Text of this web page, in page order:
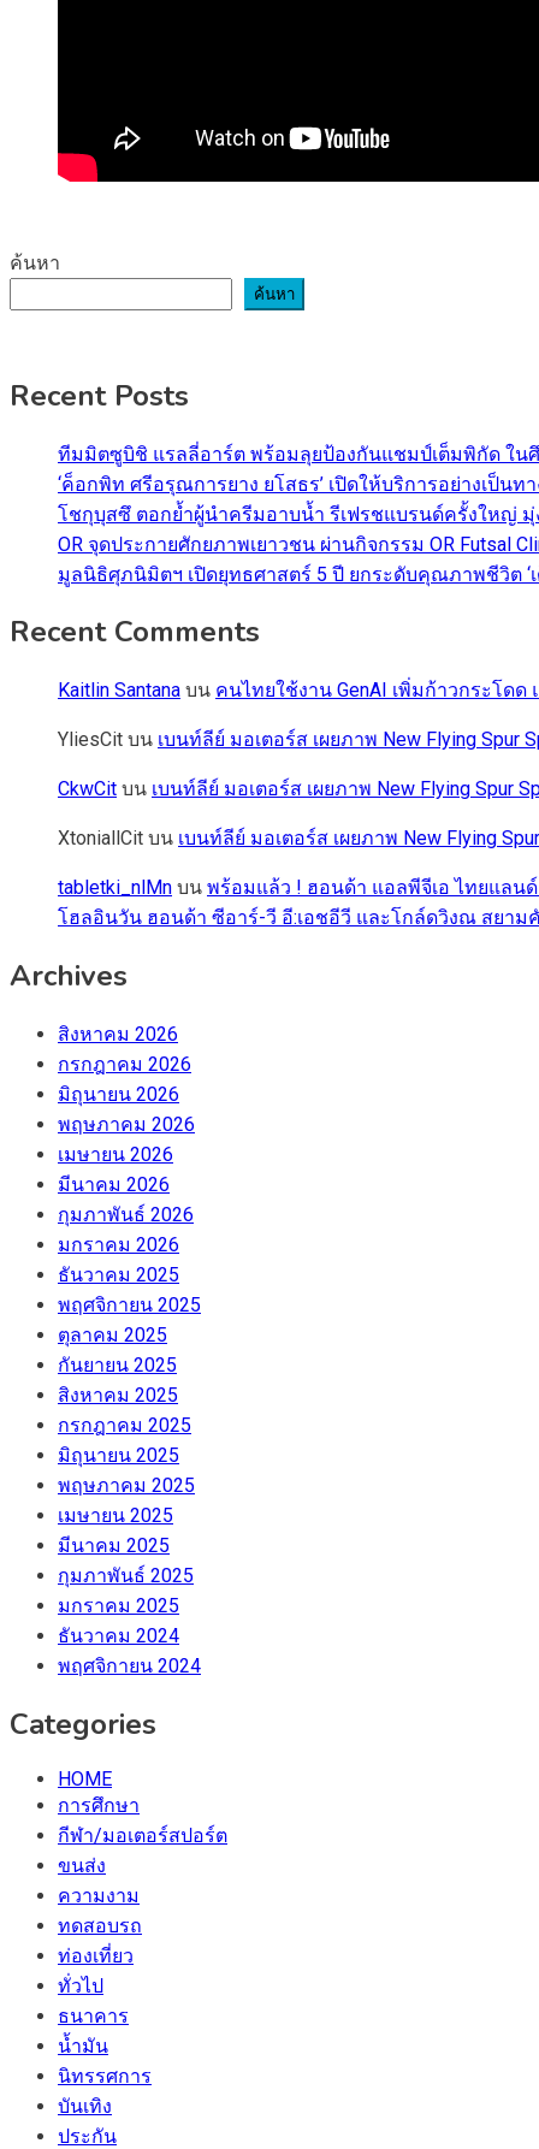
ค้นหา
ค้นหา
Recent Posts
ทีมมิตซูบิชิ แรลลี่อาร์ต พร้อมลุยป้องกันแชมป์เต็มพิกัด ใน
‘ค็อกพิท ศรีอรุณการยาง ยโสธร’ เปิดให้บริการอย่างเป็น
โชกุบุสซึ ตอกย้ำผู้นำครีมอาบน้ำ รีเฟรชแบรนด์ครั้งใหญ่ มุ่
OR จุดประกายศักยภาพเยาวชน ผ่านกิจกรรม OR Futsal
มูลนิธิศุภนิมิตฯ เปิดยุทธศาสตร์ 5 ปี ยกระดับคุณภาพชีวิต
Recent Comments
Kaitlin Santana บน คนไทยใช้งาน GenAI เพิ่มก้าวกระโด
YliesCit บน เบนท์ลีย์ มอเตอร์ส เผยภาพ New Flying
CkwCit บน เบนท์ลีย์ มอเตอร์ส เผยภาพ New Flying Spur
XtoniallCit บน เบนท์ลีย์ มอเตอร์ส เผยภาพ New Flying
tabletki_nlMn บน พร้อมแล้ว ! ฮอนด้า แอลพีจีเอ ไทยแลนด์
โฮลอินวัน ฮอนด้า ซีอาร์-วี อี:เอชอีวี และโกล์ดวิงณ สยา
Archives
สิงหาคม 2026
กรกฎาคม 2026
มิถุนายน 2026
พฤษภาคม 2026
เมษายน 2026
มีนาคม 2026
กุมภาพันธ์ 2026
มกราคม 2026
ธันวาคม 2025
พฤศจิกายน 2025
ตุลาคม 2025
กันยายน 2025
สิงหาคม 2025
กรกฎาคม 2025
มิถุนายน 2025
พฤษภาคม 2025
เมษายน 2025
มีนาคม 2025
กุมภาพันธ์ 2025
มกราคม 2025
ธันวาคม 2024
พฤศจิกายน 2024
Categories
HOME
การศึกษา
กีฬา/มอเตอร์สปอร์ต
ขนส่ง
ความงาม
ทดสอบรถ
ท่องเที่ยว
ทั่วไป
ธนาคาร
น้ำมัน
นิทรรศการ
บันเทิง
ประกัน